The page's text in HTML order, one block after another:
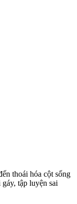
thoái hóa cột sống
tập luyện sai